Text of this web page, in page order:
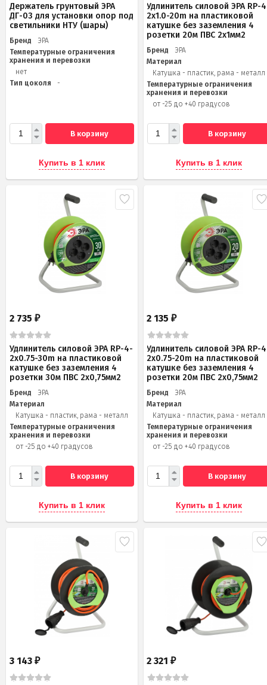
Держатель грунтовый ЭРА
ДГ-03 для установки опор под
светильники НТУ (шары)
Бренд
ЭРА
Температурные ограничения
хранения и перевозки
нет
Тип цоколя
-
В корзину
Купить в 1 клик
Удлинитель силовой ЭРА RP-
2x1.0-20m на пластиковой
катушке без заземления 4
розетки 20м ПВС 2х1мм2
Бренд
ЭРА
Материал
Катушка - пластик, рама - металл
Температурные ограничения
хранения и перевозки
от -25 до +40 градусов
В корзину
Купить в 1 клик
2 735 ₽
Удлинитель силовой ЭРА RP-4-
2x0.75-30m на пластиковой
катушке без заземления 4
розетки 30м ПВС 2х0,75мм2
Бренд
ЭРА
Материал
Катушка - пластик, рама - металл
Температурные ограничения
хранения и перевозки
от -25 до +40 градусов
В корзину
Купить в 1 клик
2 135₽
Удлинитель силовой ЭРА RP-
2x0.75-20m на пластиковой
катушке без заземления 4
розетки 20м ПВС 2х0,75мм2
Бренд
ЭРА
Материал
Катушка - пластик, рама - металл
Температурные ограничения
хранения и перевозки
от -25 до +40 градусов
В корзину
Купить в 1 клик
3 143 ₽ 2 321₽